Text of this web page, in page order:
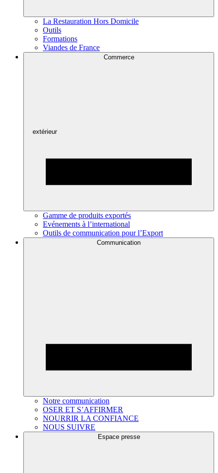
La Restauration Hors Domicile
Outils
Formations
Viandes de France
Commerce
extérieur
Gamme de produits exportés
Evénements à l’international
Outils de communication pour l’Export
Communication
Notre communication
OSER ET S’AFFIRMER
NOURRIR LA CONFIANCE
NOUS SUIVRE
Espace presse